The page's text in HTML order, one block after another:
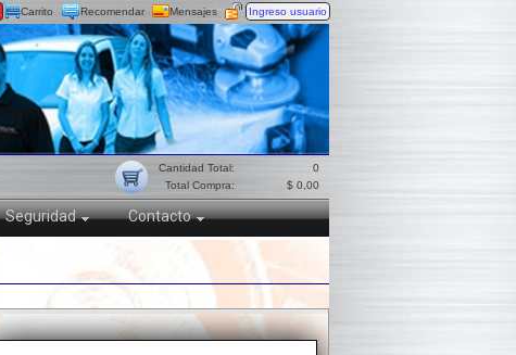
Mensajes
Recomendar Ingreso usuario
Carrito
0
$ 0,00
Cantidad Total:
Total Compra:
Seguridad Contacto